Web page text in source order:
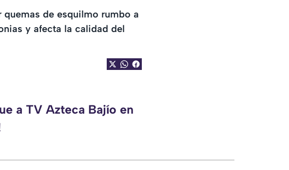
de esquilmo rumbo a
y afecta la calidad del
a TV Azteca Bajío en